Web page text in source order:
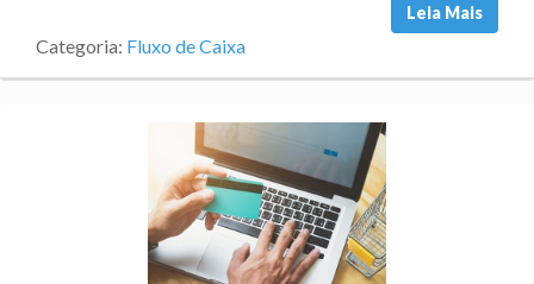
Leia Mais
Categoria: Fluxo de Caixa